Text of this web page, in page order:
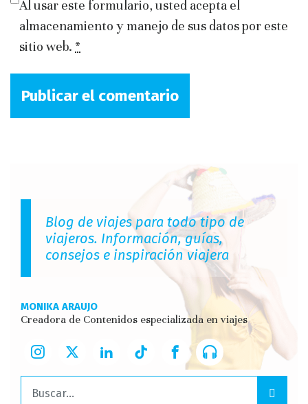
Al usar este formulario, usted acepta el
almacenamiento y manejo de sus datos por este
sitio web. *
Blog de viajes para todo tipo de
viajeros. Información, guías,
consejos e inspiración viajera
MONIKA ARAUJO
Creadora de Contenidos especializada en viajes
Buscar: